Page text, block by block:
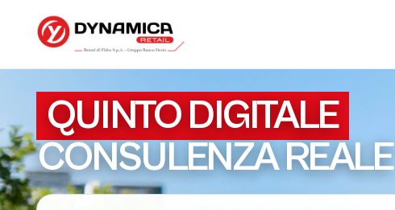
QUINTO DIGITALE
CONSULENZA REALE